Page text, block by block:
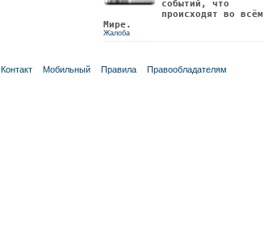
событий, что
происходят во всём
Мире.
Жалоба
Контакт Мобильный Правила Правообладателям